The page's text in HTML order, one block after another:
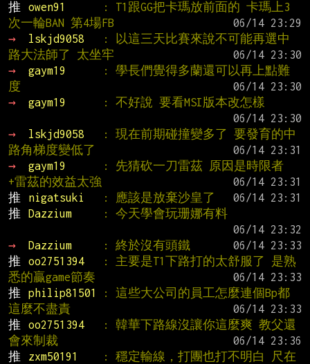
推
owen91
: T1跟GG把卡瑪放前面的 卡瑪上3
次一輪BAN 第4場FB
→
lskjd9058
: 以這三天比賽來說不可能再選中
路大法師了 太坐牢
→
gaym19
: 學長們覺得多蘭還可以再上點難
度
→
gaym19
: 不好說 要看MSI版本改怎樣
→
lskjd9058
: 現在前期碰撞變多了 要發育的中
路角梯度變低了
→
gaym19
: 先猜砍一刀雷茲 原因是時限者
+雷茲的效益太強
推
nigatsuki : 應該是放棄沙皇了
推
Dazzium
: 今天學會玩珊娜有料
→
Dazzium : 終於沒有頭鐵
推
oo2751394
: 主要是T1下路打的太舒服了 是熟
悉的贏game節奏
推
philip81501
: 這些大公司的員工怎麼連個Bp都
這麼不盡責
推
oo2751394
: 韓華下路線沒讓你這麼爽 教父還
會來制裁
推
zxm50191
: 穩定輸線，打團也打不明白 尺在